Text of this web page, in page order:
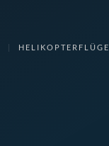
HELIKOPTERFLÜGE